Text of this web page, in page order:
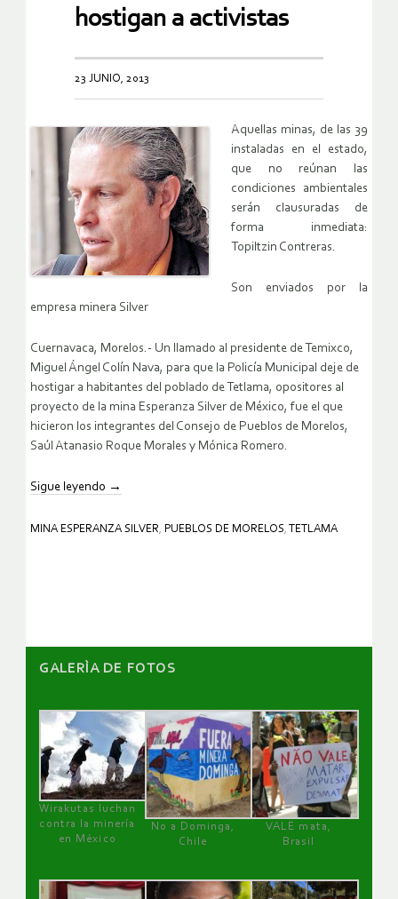
hostigan a activistas
23 JUNIO, 2013
Aquellas minas, de las 39
instaladas en el estado,
que no reúnan las
condiciones ambientales
serán clausuradas de
forma inmediata:
Topiltzin Contreras.
Son enviados por la
empresa minera Silver
Cuernavaca, Morelos.- Un llamado al presidente de Temixco,
Miguel Ángel Colín Nava, para que la Policía Municipal deje de
hostigar a habitantes del poblado de Tetlama, opositores al
proyecto de la mina Esperanza Silver de México, fue el que
hicieron los integrantes del Consejo de Pueblos de Morelos,
Saúl Atanasio Roque Morales y Mónica Romero.
Sigue leyendo →
MINA ESPERANZA SILVER, PUEBLOS DE MORELOS, TETLAMA
GALERÌA DE FOTOS
Wirakutas luchan
contra la minería
en México
No a Dominga,
Chile
VALE mata,
Brasil